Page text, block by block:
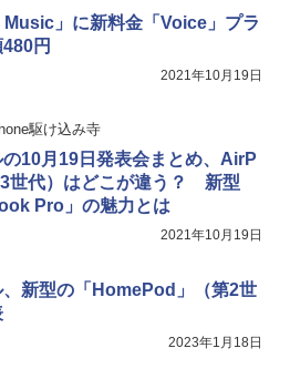
Music」に新料金「Voice」プラ
円
2021年10月19日
駆け込み寺
の10月19日発表会まとめ、AirP
世代）はどこが違う？ 新型
Pro」の魅力とは
2021年10月19日
、新型の「HomePod」（第2世
2023年1月18日